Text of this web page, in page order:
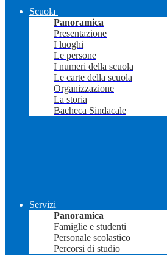
Scuola
Panoramica
Presentazione
I luoghi
Le persone
I numeri della scuola
Le carte della scuola
Organizzazione
La storia
Bacheca Sindacale
Servizi
Panoramica
Famiglie e studenti
Personale scolastico
Percorsi di studio